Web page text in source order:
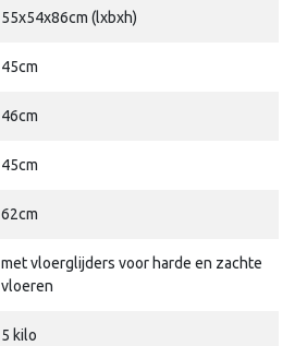
55x54x86cm (lxbxh)
45cm
46cm
45cm
62cm
met vloerglijders voor harde en zachte
vloeren
5 kilo